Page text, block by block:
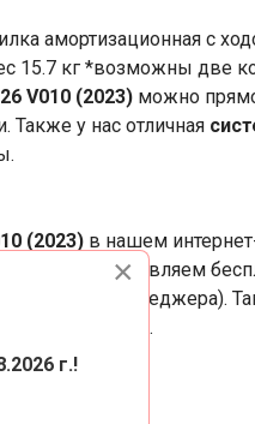
амортизационная с
15.7 кг *возможны две
V010 (2023) можно
Также у нас отличная
(2023) в нашем
Осуществляем
у менеджера).
подарок.
×
г.!